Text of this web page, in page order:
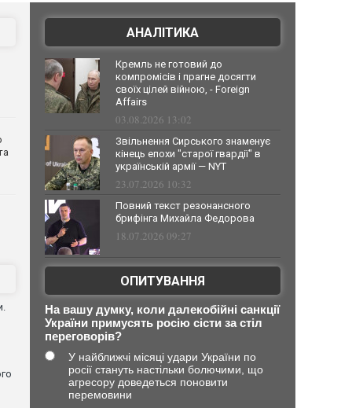
АНАЛІТИКА
Кремль не готовий до
компромісів і прагне досягти
своїх цілей війною, - Foreign
Affairs
03.08.2026 13:02
Звільнення Сирського знаменує
кінець епохи "старої гвардії" в
українській армії — NYT
23.07.2026 10:32
Повний текст резонансного
брифінга Михайла Федорова
18.07.2026 09:27
ОПИТУВАННЯ
На вашу думку, коли далекобійні санкції
України примусять росію сісти за стіл
переговорів?
У найближчі місяці удари України по
росії стануть настільки болючими, що
агресору доведеться поновити
перемовини